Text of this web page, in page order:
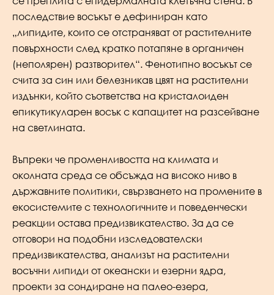
последствие восъкът е дефиниран като
„липидите, които се отстраняват от растителните
повърхности след кратко потапяне в органичен
(неполярен) разтворител“. Фенотипно восъкът се
счита за син или белезникав цвят на растителни
издънки, който съответства на кристалоиден
епикутикуларен восък с капацитет на разсейване
на светлината.
Въпреки че променливостта на климата и
околната среда се обсъжда на високо ниво в
държавните политики, свързването на промените в
екосистемите с технологичните и поведенчески
реакции остава предизвикателство. За да се
отговори на подобни изследователски
предизвикателства, анализът на растителни
восъчни липиди от океански и езерни ядра,
проекти за сондиране на палео-езера,